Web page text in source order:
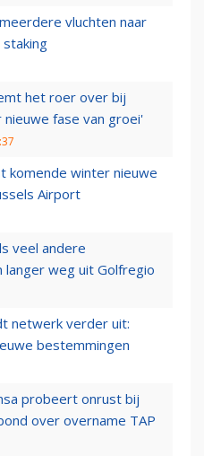
vluchten naar
staking
het roer over bij
nieuwe fase van groei'
komende winter nieuwe
Airport
veel andere
langer weg uit Golfregio
netwerk verder uit:
bestemmingen
probeert onrust bij
over overname TAP